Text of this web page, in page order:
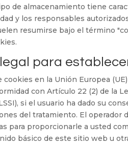
de almacenamiento tiene
y los responsables
resumirse bajo el término
para
en la Unión Europea
con Artículo 22 (2) de la
si el usuario ha dado su
del tratamiento. El
para proporcionarle a usted
básico de este sitio web u